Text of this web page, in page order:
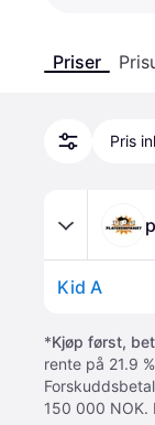
Priser
Pris
Kid A
*Kjøp først,
rente på 21.9
150 000 NOK.